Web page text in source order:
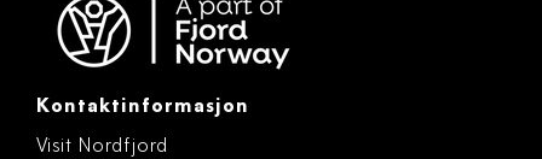
Kontaktinformasjon
Visit Nordfjord